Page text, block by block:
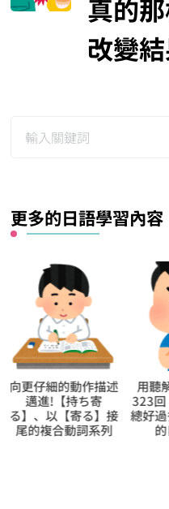
真的
改變
更多的日語學習內容
用聽解聽熟日語第
323回【多一個朋友
總好過多一個敵人】
的日常表現
向更
邁
る】
接尾